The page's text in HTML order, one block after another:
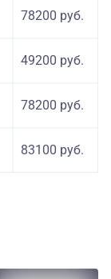
78200 руб.
49200 руб.
78200 руб.
83100 руб.